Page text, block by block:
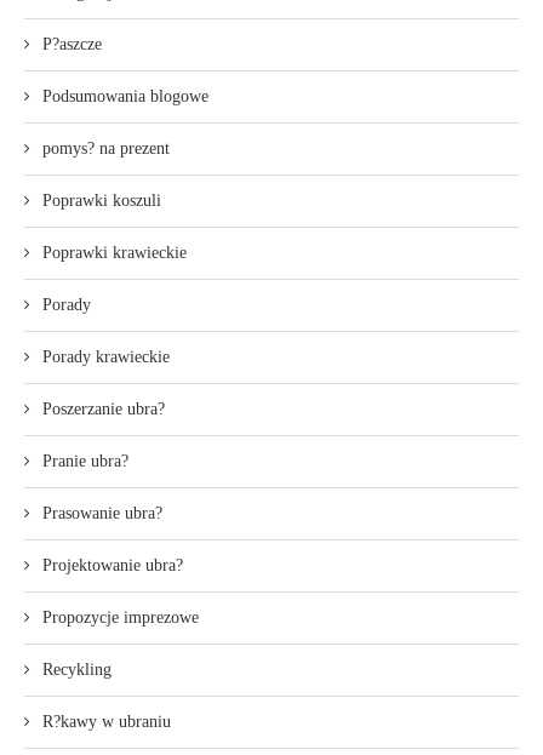
P?aszcze
Podsumowania blogowe
pomys? na prezent
Poprawki koszuli
Poprawki krawieckie
Porady
Porady krawieckie
Poszerzanie ubra?
Pranie ubra?
Prasowanie ubra?
Projektowanie ubra?
Propozycje imprezowe
Recykling
R?kawy w ubraniu